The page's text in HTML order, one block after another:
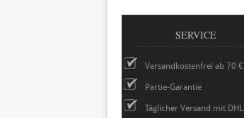
SERVICE
Versandkostenfrei ab 70 €
Partie-Garantie
Täglicher Versand mit DHL